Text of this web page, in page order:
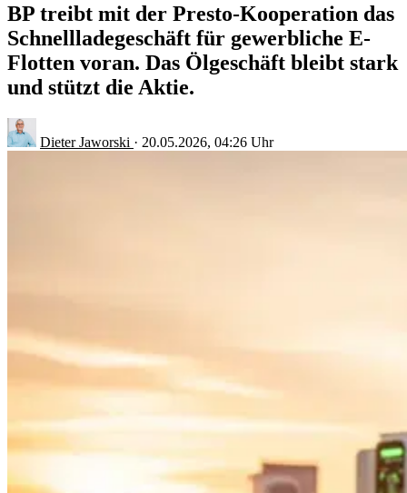
BP treibt mit der Presto-Kooperation das
Schnellladegeschäft für gewerbliche E-
Flotten voran. Das Ölgeschäft bleibt stark
und stützt die Aktie.
Dieter Jaworski · 20.05.2026, 04:26 Uhr